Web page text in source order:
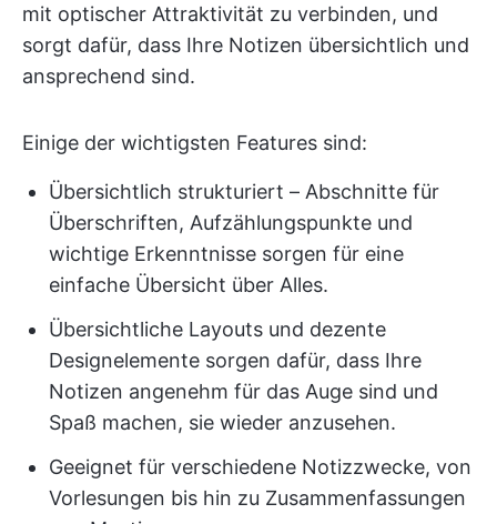
mit optischer Attraktivität zu verbinden, und
sorgt dafür, dass Ihre Notizen übersichtlich und
ansprechend sind.
Einige der wichtigsten Features sind:
Übersichtlich strukturiert – Abschnitte für
Überschriften, Aufzählungspunkte und
wichtige Erkenntnisse sorgen für eine
einfache Übersicht über Alles.
Übersichtliche Layouts und dezente
Designelemente sorgen dafür, dass Ihre
Notizen angenehm für das Auge sind und
Spaß machen, sie wieder anzusehen.
Geeignet für verschiedene Notizzwecke, von
Vorlesungen bis hin zu Zusammenfassungen